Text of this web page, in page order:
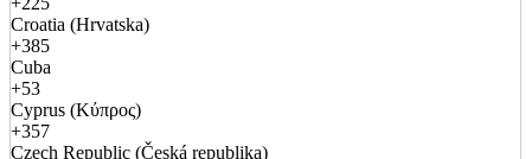
Croatia (Hrvatska)
+385
Cuba
+53
Cyprus (Κύπρος)
+357
Czech Republic (Česká republika)